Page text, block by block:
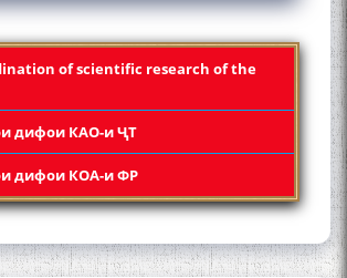
of scientific research of the
дифои КАО-и ҶТ
дифои КОА-и ФР
БО АҲЛИ
ОЛИМОНИ
МИЛЛИИ
ТОҶИКИСТОН
000 СОМОНӢ
ВА ОСОРХОНАИ
ҚАНОАТ СОХТА